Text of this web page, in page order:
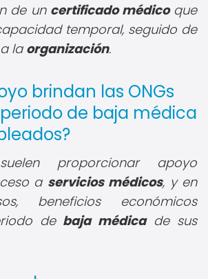
de un certificado médicoque
temporal, seguido de
la organización.
brindan las ONGs
de baja médica
proporcionar apoyo
a servicios médicos, y en
beneficios económicos
de baja médicade sus